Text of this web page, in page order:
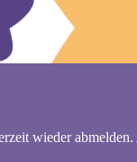
wieder